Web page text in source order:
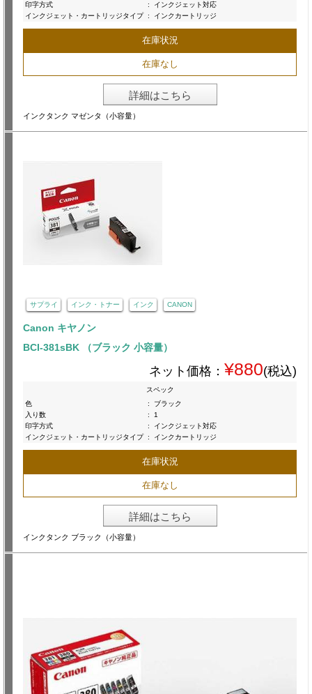
印字方式
:
インクジェット対応
インクジェット・カートリッジタイプ : インクカートリッジ
在庫状況
在庫なし
詳細はこちら
インクタンク マゼンタ（小容量）
サプライ インク・トナー インク CANON
Canon キヤノン
BCI-381sBK （ブラック 小容量）
ネット価格： ¥880(税込)
スペック
色
:
ブラック
入り数
:
1
印字方式
:
インクジェット対応
インクジェット・カートリッジタイプ : インクカートリッジ
在庫状況
在庫なし
詳細はこちら
インクタンク ブラック（小容量）